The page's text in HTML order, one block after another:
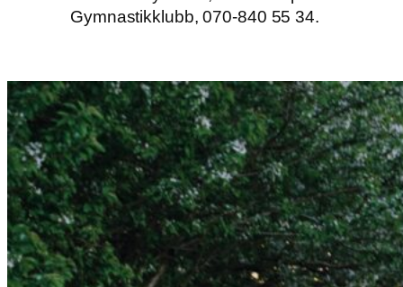
Gymnastikklubb, 070-840 55 34.